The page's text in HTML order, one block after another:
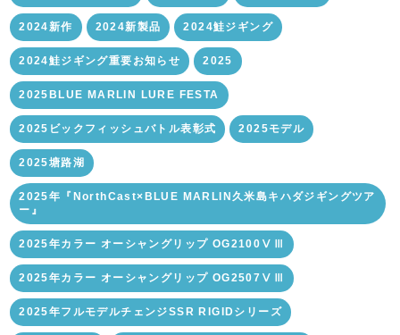
2024新作 2024新製品 2024鮭ジギング
2024鮭ジギング重要お知らせ 2025
2025BLUE MARLIN LURE FESTA
2025ビックフィッシュバトル表彰式 2025モデル
2025塘路湖
2025年『NorthCast×BLUE MARLIN久米島キハダジギングツア
ー』
2025年カラー オーシャングリップ OG2100ⅤⅢ
2025年カラー オーシャングリップ OG2507ⅤⅢ
2025年フルモデルチェンジSSR RIGIDシリーズ